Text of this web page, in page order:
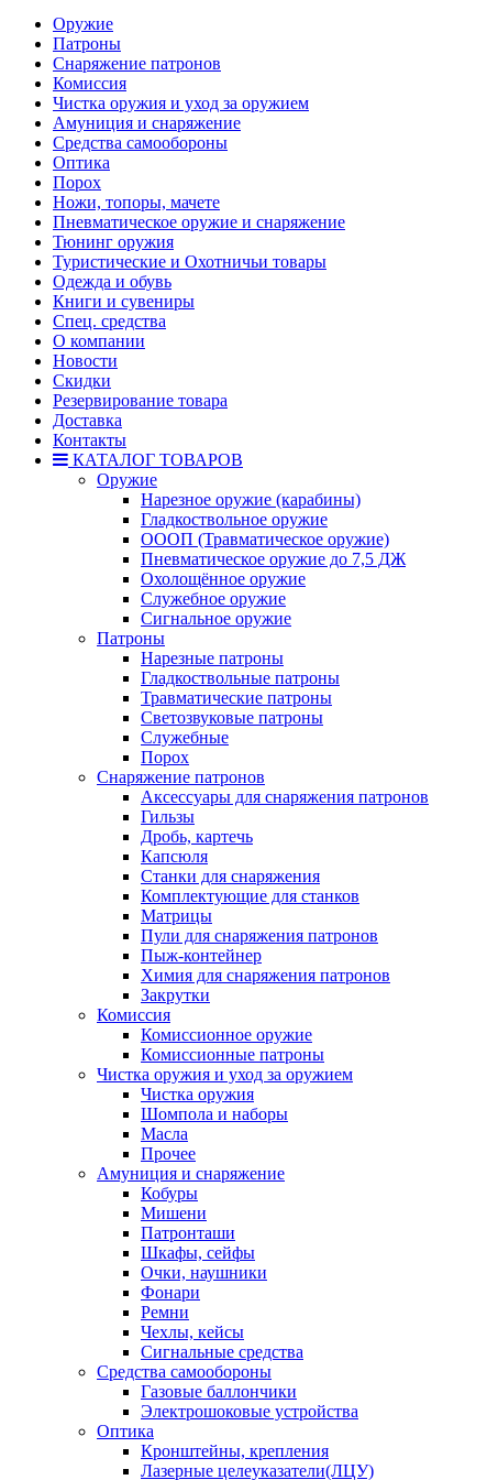
Оружие
Патроны
Снаряжение патронов
Комиссия
Чистка оружия и уход за оружием
Амуниция и снаряжение
Средства самообороны
Оптика
Порох
Ножи, топоры, мачете
Пневматическое оружие и снаряжение
Тюнинг оружия
Туристические и Охотничьи товары
Одежда и обувь
Книги и сувениры
Спец. средства
О компании
Новости
Скидки
Резервирование товара
Доставка
Контакты
КАТАЛОГ ТОВАРОВ
Оружие
Нарезное оружие (карабины)
Гладкоствольное оружие
ОООП (Травматическое оружие)
Пневматическое оружие до 7,5 ДЖ
Охолощённое оружие
Служебное оружие
Сигнальное оружие
Патроны
Нарезные патроны
Гладкоствольные патроны
Травматические патроны
Светозвуковые патроны
Служебные
Порох
Снаряжение патронов
Аксессуары для снаряжения патронов
Гильзы
Дробь, картечь
Капсюля
Станки для снаряжения
Комплектующие для станков
Матрицы
Пули для снаряжения патронов
Пыж-контейнер
Химия для снаряжения патронов
Закрутки
Комиссия
Комиссионное оружие
Комиссионные патроны
Чистка оружия и уход за оружием
Чистка оружия
Шомпола и наборы
Масла
Прочее
Амуниция и снаряжение
Кобуры
Мишени
Патронташи
Шкафы, сейфы
Очки, наушники
Фонари
Ремни
Чехлы, кейсы
Сигнальные средства
Средства самообороны
Газовые баллончики
Электрошоковые устройства
Оптика
Кронштейны, крепления
Лазерные целеуказатели(ЛЦУ)